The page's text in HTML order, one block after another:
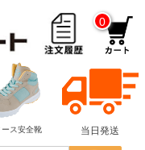
0
ース安全靴 当日発送